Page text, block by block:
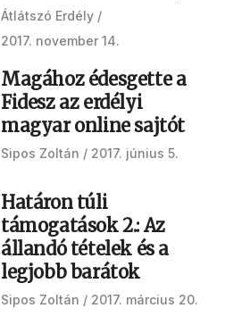
Átlátszó Erdély
2017. november 14.
Magához édesgette a
Fidesz az erdélyi
magyar online sajtót
Sipos Zoltán 2017. június 5.
Határon túli
támogatások 2.: Az
állandó tételek és a
legjobb barátok
Sipos Zoltán 2017. március 20.